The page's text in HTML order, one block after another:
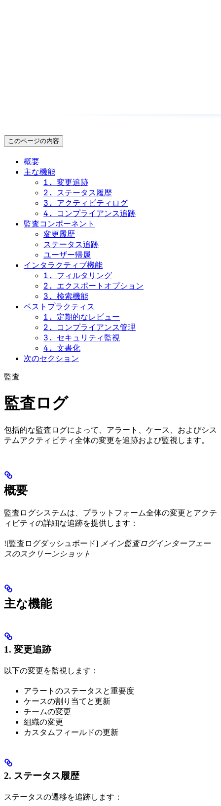
このページの内容
概要
主な機能
1. 変更追跡
2. ステータス履歴
3. アクティビティログ
4. コンプライアンス追跡
監査コンポーネント
変更履歴
ステータス追跡
ユーザー帰属
インタラクティブ機能
1. フィルタリング
2. エクスポートオプション
3. 検索機能
ベストプラクティス
1. 定期的なレビュー
2. コンプライアンス管理
3. セキュリティ監視
4. 文書化
次のセクション
監査
監査ログ
包括的な監査ログによって、アラート、ケース、およびシス
テムアクティビティ全体の変更を追跡および監視します。
概要
監査ログシステムは、プラットフォーム全体の変更とアクテ
ィビティの詳細な追跡を提供します：
![監査ログダッシュボード] メイン監査ログインターフェー
スのスクリーンショット
主な機能
1. 変更追跡
以下の変更を監視します：
アラートのステータスと重要度
ケースの割り当てと更新
チームの変更
組織の変更
カスタムフィールドの更新
2. ステータス履歴
ステータスの遷移を追跡します：